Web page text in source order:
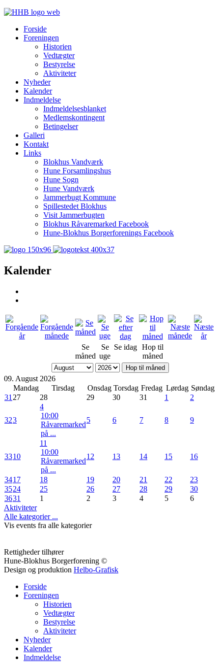
Forside
Foreningen
Historien
Vedtægter
Bestyrelse
Aktiviteter
Nyheder
Kalender
Indmeldelse
Indmeldelsesblanket
Medlemskontingent
Betingelser
Galleri
Kontakt
Links
Blokhus Vandværk
Hune Forsamlingshus
Hune Sogn
Hune Vandværk
Jammerbugt Kommune
Spillestedet Blokhus
Visit Jammerbugten
Blokhus Råvaremarked Facebook
Hune-Blokhus Borgerforenings Facebook
Kalender
Se
måned
Se
uge
Se idag Hop til
måned
Hop til måned
09. August 2026
Mandag
Tirsdag Onsdag Torsdag Fredag Lørdag Søndag
31 27 28 29 30 31 1 2
323
4
10:00
Råvaremarked
på ...
5 6 7 8 9
3310
11
10:00
Råvaremarked
på ...
12 13 14 15 16
3417 18 19 20 21 22
23
3524 25 26 27 28 29
30
3631 1 2 3 4 5
6
Aktiviteter
Alle kategorier ...
Vis events fra alle kategorier
Rettigheder tilhører
Hune-Blokhus Borgerforening ©
Design og produktion Helbo-Grafisk
Forside
Foreningen
Historien
Vedtægter
Bestyrelse
Aktiviteter
Nyheder
Kalender
Indmeldelse